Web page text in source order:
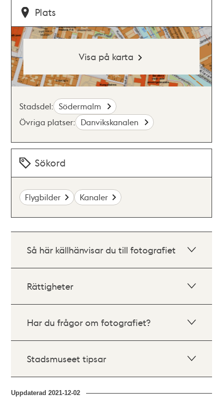
Plats
Visa på karta
Stadsdel: Södermalm
Övriga platser: Danvikskanalen
Sökord
Flygbilder Kanaler
Så här källhänvisar du till fotografiet
Rättigheter
Har du frågor om fotografiet?
Stadsmuseet tipsar
Uppdaterad2021-12-02